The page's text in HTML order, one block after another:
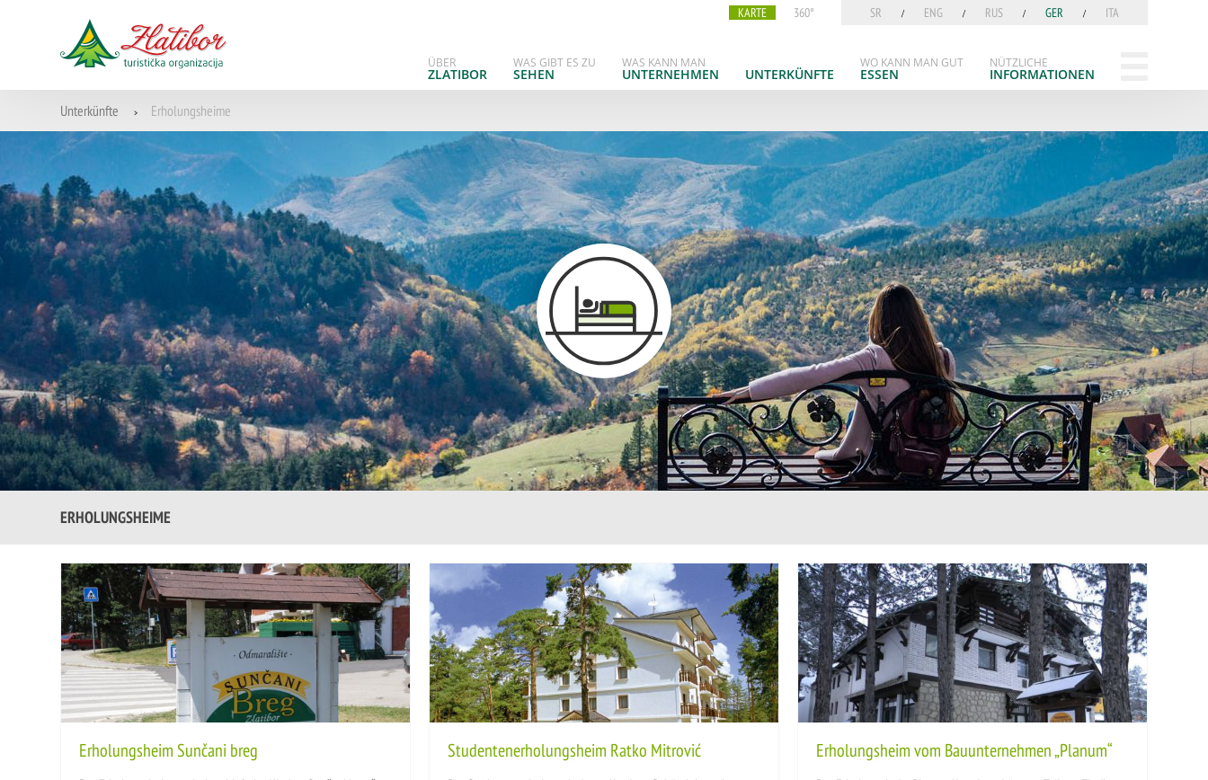
KARTE 360° SR ENG RUS GER ITA
ÜBER
ZLATIBOR
WAS GIBT ES ZU
SEHEN
WAS KANN MAN
UNTERNEHMEN UNTERKÜNFTE
WO KANN MAN GUT
ESSEN
NÜTZLICHE
INFORMATIONEN
Unterkünfte > Erholungsheime
ERHOLUNGSHEIME
Erholungsheim Sunčani breg Studentenerholungsheim Ratko Mitrović Erholungsheim vom Bauunternehmen „Planum“